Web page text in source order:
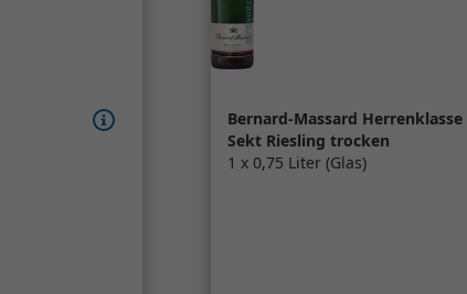
Bernard-Massard Herrenklasse
Sekt Riesling trocken
1 x 0,75 Liter (Glas)